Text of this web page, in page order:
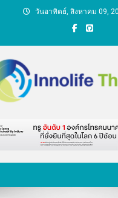
วันอาทิตย์, สิงหาคม 09,
คนกับความคิด
นวัตกรร